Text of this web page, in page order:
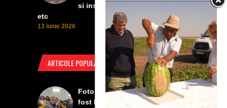
si insecticid, pentru dezvoltare,
etc
13 iunie 2026
ARTICOLE POPULARE
Foto Izbiceni - Lumea buna a
fost la concertul lui Tudor